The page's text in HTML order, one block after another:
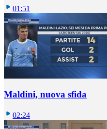
01:51
Maldini, nuova sfida
02:24